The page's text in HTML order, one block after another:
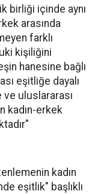
birliği içinde aynı
arasında
farklı
kişiliğini
hanesine bağlı
eşitliğe dayalı
ve uluslararası
kadın-erkek
kadın
eşitlik" başlıklı